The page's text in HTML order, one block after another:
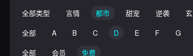
全部类型
言情 都市 甜宠 逆袭
全部
A B C D E F G
全部
会员 免费